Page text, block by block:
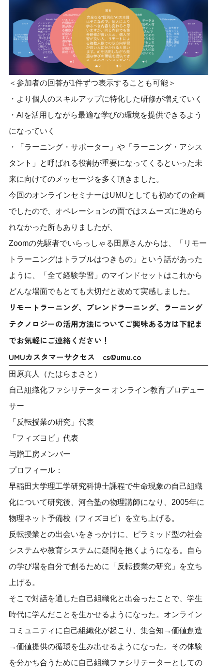
＜参加者の回答が1件ずつ表示することも可能＞
・より個人のスキルアップに特化した研修が増えていく
・AIを活用しながら最適な学びの環境を提供できるよう
になっていく
・「ラーニング・サポーター」や「ラーニング・アシス
タント」と呼ばれる役割が重要になってくるといった未
来に向けてのメッセージを多く頂きました。
今回のオンラインセミナーはUMUとしても初めての企画
でしたので、オペレーションの面ではスムーズに進めら
れなかった所もありましたが、
Zoomの先駆者でいらっしゃる田原さんからは、「リモー
トラーニングはトラブルはつきもの」という話があった
ように、「全て経験学習」のマインドセットはこれから
どんな場面でもとても大切だと改めて実感しました。
リモートラーニング、ブレンドラーニング、ラーニング
テクノロジーの活用方法についてご興味ある方は下記ま
でお気軽にご連絡ください！
UMUカスタマーサクセス cs@umu.co
田原真人（たはらまさと）
自己組織化ファシリテーター オンライン教育プロデュー
サー
「反転授業の研究」代表
「フィズヨビ」代表
与贈工房メンバー
プロフィール：
早稲田大学理工学研究科博士課程で生命現象の自己組織
化について研究後、河合塾の物理講師になり、2005年に
物理ネット予備校（フィズヨビ）を立ち上げる。
反転授業との出会いをきっかけに、ピラミッド型の社会
システムや教育システムに疑問を抱くようになる。自ら
の学び場を自分で創るために「反転授業の研究」を立ち
上げる。
そこで対話を通した自己組織化と出会ったことで、学生
時代に学んだことを生かせるようになった。オンライン
コミュニティに自己組織化が起こり、集合知→価値創造
→価値提供の循環を生み出せるようになった。その体験
を分かち合うために自己組織ファシリテーターとしての